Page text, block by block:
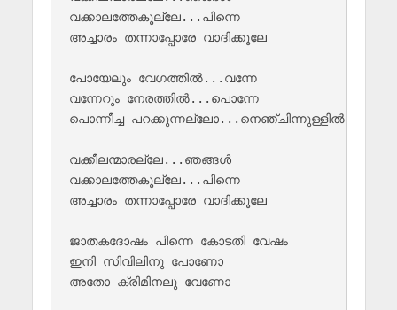
വക്കാലത്തേകൂല്ലേ...പിന്നെ
അച്ചാരം തന്നാപ്പോരേ വാദിക്കൂലേ
പോയേലും വേഗത്തിൽ...വന്നേ
വന്നേറും നേരത്തിൽ...പൊന്നേ
പൊന്നീച്ച പറക്കുന്നല്ലോ...നെഞ്ചിന്നുള്ളിൽ
വക്കീലന്മാരല്ലേ...ഞങ്ങൾ
വക്കാലത്തേകൂല്ലേ...പിന്നെ
അച്ചാരം തന്നാപ്പോരേ വാദിക്കൂലേ
ജാതകദോഷം പിന്നെ കോടതി വേഷം
ഇനി സിവിലിനു പോണോ
അതോ ക്രിമിനലു വേണോ